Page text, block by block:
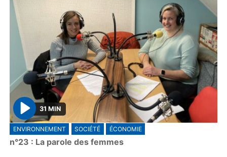
P
l
a
31 MIN
ENVIRONNEMENT SOCIÉTÉ ÉCONOMIE
n°23 : La parole des femmes